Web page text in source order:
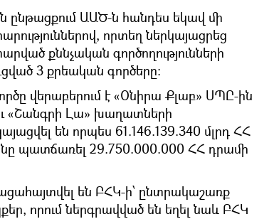
ընթացքում ԱԱԾ-ն հանդես եկավ մի
որտեղ ներկայացրեց
քննչական գործողությունների
3 քրեական գործերը:
վերաբերում է «Օնիրա Քլաբ» ՍՊԸ-ին
«Շանգրի Լա» խաղատների
են որպես 61.146.139.340 մլրդ ՀՀ
պատճառել 29.750.000.000 ՀՀ դրամի
են ԲՀԿ-ի՝ ընտրակաշառք
որում ներգրավված են եղել նաև ԲՀԿ